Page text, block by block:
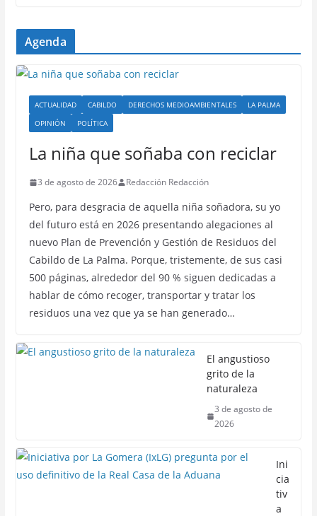
Agenda
ACTUALIDAD CABILDO DERECHOS MEDIOAMBIENTALES
LA PALMA
OPINIÓN
POLÍTICA
La niña que soñaba con reciclar
3 de agosto de 2026 Redacción Redacción
Pero, para desgracia de aquella niña soñadora, su yo
del futuro está en 2026 presentando alegaciones al
nuevo Plan de Prevención y Gestión de Residuos del
Cabildo de La Palma. Porque, tristemente, de sus casi
500 páginas, alrededor del 90 % siguen dedicadas a
hablar de cómo recoger, transportar y tratar los
residuos una vez que ya se han generado…
El angustioso
grito de la
naturaleza
3 de agosto de
2026
Ini
cia
tiv
a